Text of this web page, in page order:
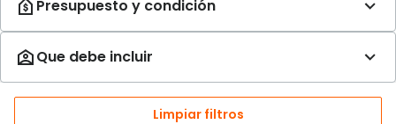
Limpiar filtros